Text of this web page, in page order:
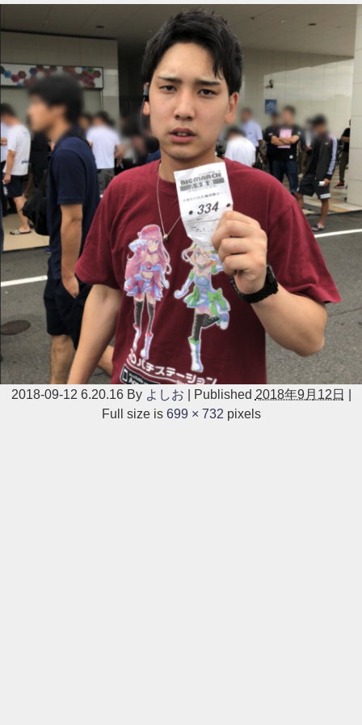
2018-09-12 6.20.16 By よしお Published 2018年9月12日
Full size is 699 × 732 pixels